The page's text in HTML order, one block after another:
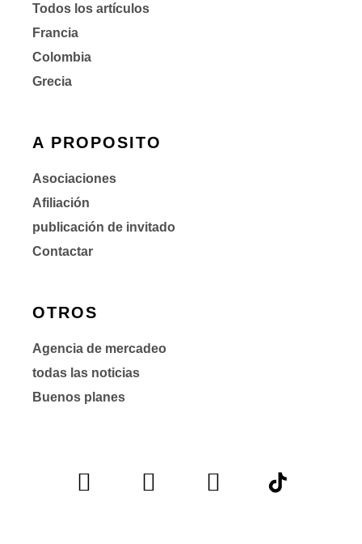
Todos los artículos
Francia
Colombia
Grecia
A PROPOSITO
Asociaciones
Afiliación
publicación de invitado
Contactar
OTROS
Agencia de mercadeo
todas las noticias
Buenos planes